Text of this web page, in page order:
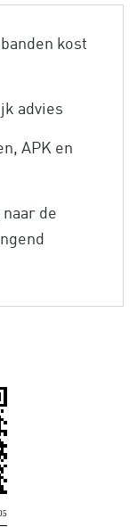
kost
advies
APK en
de